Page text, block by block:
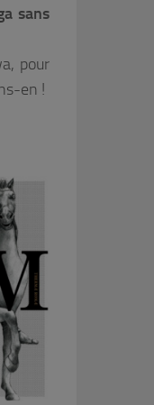
sans
pour
en !